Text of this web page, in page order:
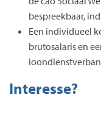
bespreekbaar,
Een individueel
brutosalaris en
Interesse?